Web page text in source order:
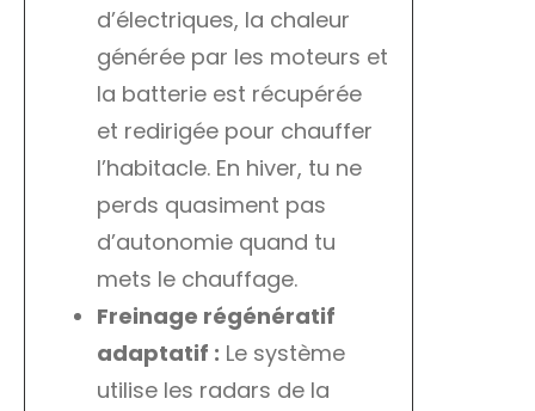
d’électriques, la chaleur
générée par les moteurs et
la batterie est récupérée
et redirigée pour chauffer
l’habitacle. En hiver, tu ne
perds quasiment pas
d’autonomie quand tu
mets le chauffage.
Freinage régénératif
adaptatif : Le système
utilise les radars de la